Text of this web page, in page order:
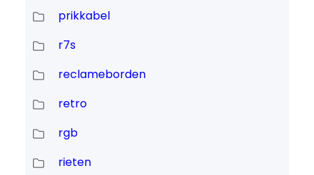
prikkabel
r7s
reclameborden
retro
rgb
rieten